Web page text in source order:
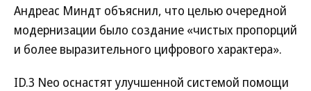
Андреас Миндт объяснил, что целью очередной
модернизации было создание «чистых пропорций
и более выразительного цифрового характера».
ID.3 Neo оснастят улучшенной системой помощи